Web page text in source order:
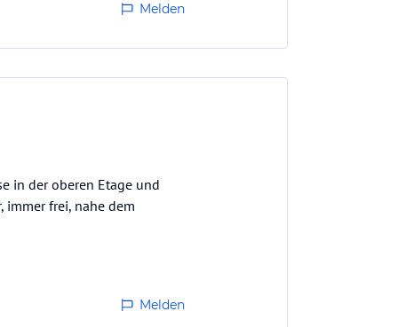
Melden
in der oberen Etage und
immer frei, nahe dem
Melden